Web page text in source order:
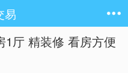
易
1厅 精装修 看房方便